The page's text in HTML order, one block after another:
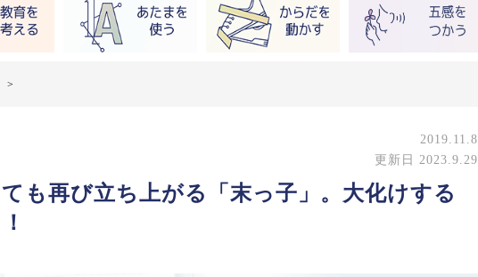
>
2019.11.8
更新日 2023.9.29
も再び立ち上がる「末っ子」。大化けする